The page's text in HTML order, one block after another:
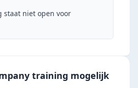
staat niet open voor
training mogelijk